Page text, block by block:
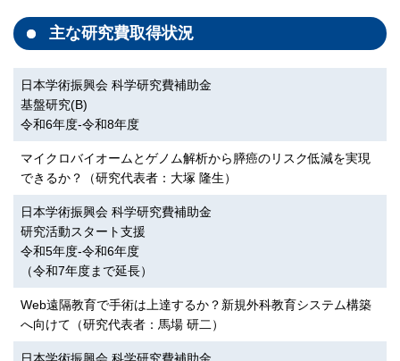
主な研究費取得状況
日本学術振興会 科学研究費補助金
基盤研究(B)
令和6年度-令和8年度
マイクロバイオームとゲノム解析から膵癌のリスク低減を実現
できるか？（研究代表者：大塚 隆生）
日本学術振興会 科学研究費補助金
研究活動スタート支援
令和5年度-令和6年度
（令和7年度まで延長）
Web遠隔教育で手術は上達するか？新規外科教育システム構築
へ向けて（研究代表者：馬場 研二）
日本学術振興会 科学研究費補助金